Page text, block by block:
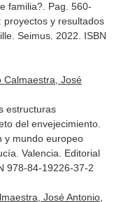
familia?. Pag. 560-
proyectos y resultados
Seimus. 2022. ISBN
Calmaestra, José
estructuras
del envejecimiento.
y mundo europeo
. Valencia. Editorial
978-84-19226-37-2
José Antonio,